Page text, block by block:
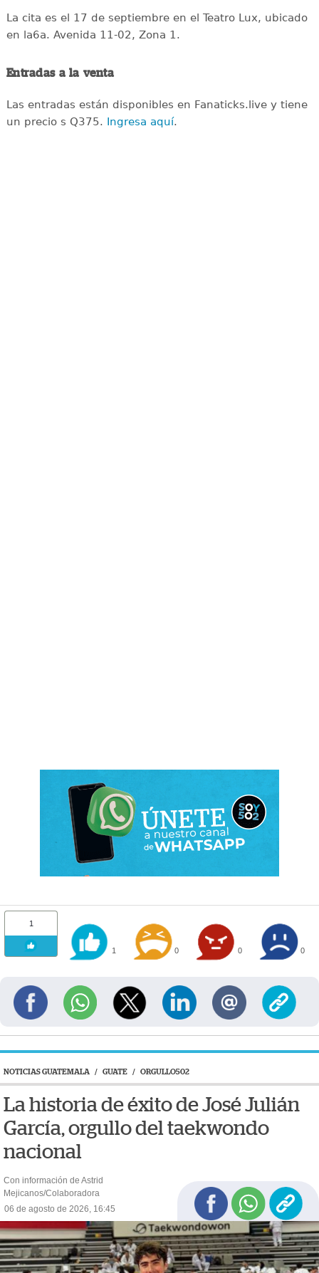
La cita es el 17 de septiembre en el Teatro Lux, ubicado
en la6a. Avenida 11-02, Zona 1.
Entradas a la venta
Las entradas están disponibles en Fanaticks.live y tiene
un precio s Q375. Ingresa aquí.
1
1 0 0 0
NOTICIAS GUATEMALA / GUATE / ORGULLO502
La historia de éxito de José Julián
García, orgullo del taekwondo
nacional
Con información de Astrid
Mejicanos/Colaboradora
06 de agosto de 2026, 16:45